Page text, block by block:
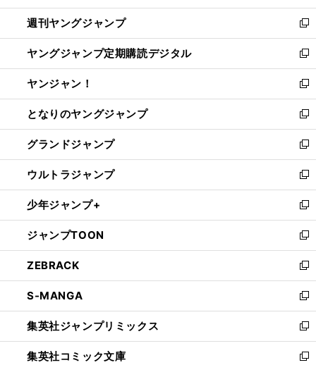
開
く
ウ
で
開
く
ン
ド
ウ
で
開
く
ウ
ィ
ン
ド
ウ
で
開
く
週刊ヤングジャンプ
新
し
い
ウ
ィ
ン
ド
ウ
で
開
く
ヤングジャンプ定期購読デジタル
新
し
い
ウ
ィ
ン
ド
ウ
で
開
く
ヤンジャン！
新
し
い
ウ
ィ
ン
ド
ウ
で
開
く
となりのヤングジャンプ
新
し
い
ウ
ィ
ン
ド
ウ
で
開
く
グランドジャンプ
新
し
い
ウ
ィ
ン
ド
ウ
で
開
く
ウルトラジャンプ
新
し
い
ウ
ィ
ン
ド
ウ
で
開
く
少年ジャンプ+
新
し
い
ウ
ィ
ン
ド
ウ
で
開
く
ジャンプTOON
新
し
い
ウ
ィ
ン
ド
ウ
で
ZEBRACK
新
し
い
ウ
ィ
ン
ド
S-MANGA
新
し
い
ウ
ィ
集英社ジャンプリミックス
新
し
い
集英社コミック文庫
新